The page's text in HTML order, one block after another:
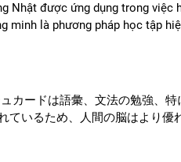
Nhật được ứng dụng trong
minh là phương pháp học tập
カードは語彙、文法の勉強、
いるため、人間の脳はより優